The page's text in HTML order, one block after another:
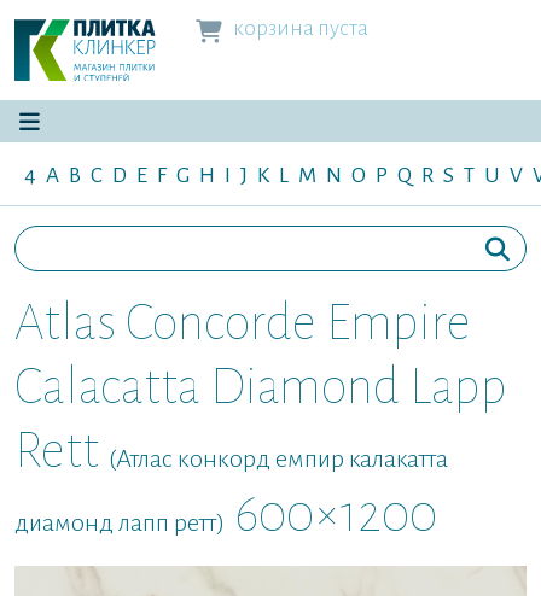
корзина пуста
4 A B C D E F G H I J K L M N O P Q R S T U V
Atlas Concorde Empire
Calacatta Diamond Lapp
Rett (Атлас конкорд емпир калакатта
диамонд лапп ретт) 600×1200